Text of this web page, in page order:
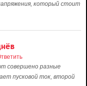
который стоит
совершено разные
пусковой ток, второй